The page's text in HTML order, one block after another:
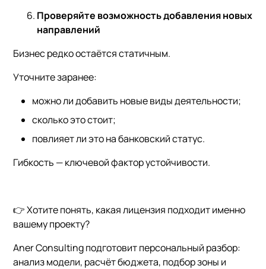
Проверяйте возможность добавления новых
направлений
Бизнес редко остаётся статичным.
Уточните заранее:
можно ли добавить новые виды деятельности;
сколько это стоит;
повлияет ли это на банковский статус.
Гибкость — ключевой фактор устойчивости.
👉 Хотите понять, какая лицензия подходит именно
вашему проекту?
Aner Consulting подготовит персональный разбор:
анализ модели, расчёт бюджета, подбор зоны и